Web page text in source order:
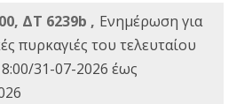
ΔΤ 6239b , Ενημέρωση για
πυρκαγιές του τελευταίου
31-07-2026 έως